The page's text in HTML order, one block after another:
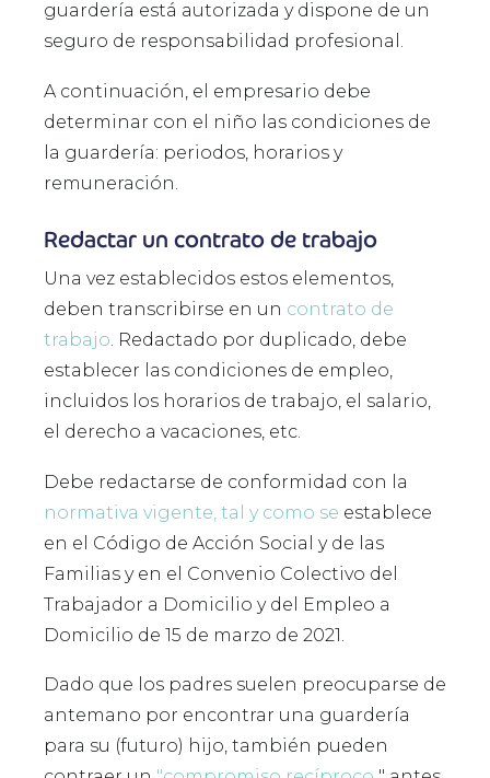
guardería está autorizada y dispone de un
seguro de responsabilidad profesional.
A continuación, el empresario debe
determinar con el niño las condiciones de
la guardería: periodos, horarios y
remuneración.
Redactar un contrato de trabajo
Una vez establecidos estos elementos,
deben transcribirse en un contrato de
trabajo. Redactado por duplicado, debe
establecer las condiciones de empleo,
incluidos los horarios de trabajo, el salario,
el derecho a vacaciones, etc.
Debe redactarse de conformidad con la
normativa vigente, tal y como se establece
en el Código de Acción Social y de las
Familias y en el Convenio Colectivo del
Trabajador a Domicilio y del Empleo a
Domicilio de 15 de marzo de 2021.
Dado que los padres suelen preocuparse de
antemano por encontrar una guardería
para su (futuro) hijo, también pueden